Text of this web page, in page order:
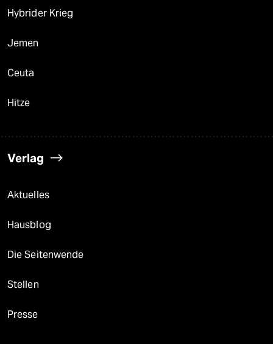
Hybrider Krieg
Jemen
Ceuta
Hitze
Verlag
Aktuelles
Hausblog
Die Seitenwende
Stellen
Presse